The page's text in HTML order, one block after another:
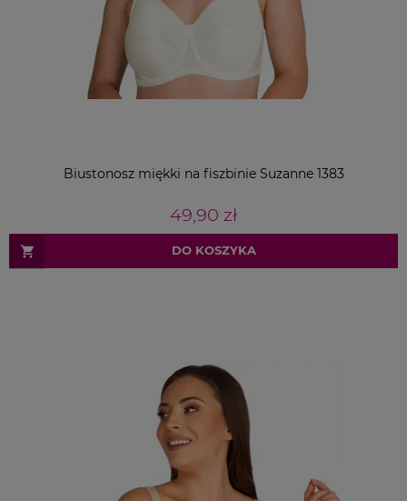
Biustonosz miękki na fiszbinie Suzanne 1383
49,90 zł
DO KOSZYKA